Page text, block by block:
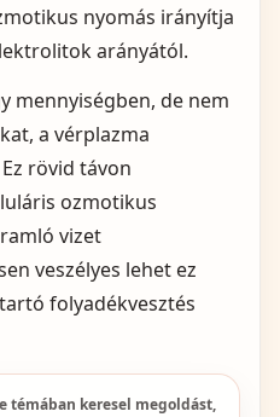
nyomás irányítja
arányától.
mennyiségben, de nem
a vérplazma
rövid távon
ozmotikus
vizet
veszélyes lehet ez
folyadékvesztés
témában keresel megoldást,